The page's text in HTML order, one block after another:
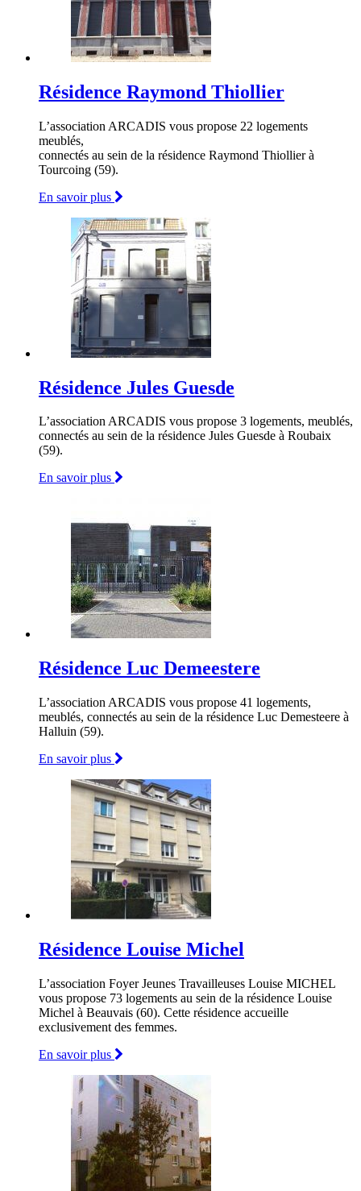
Résidence Raymond Thiollier
L’association ARCADIS vous propose 22 logements
meublés,
connectés au sein de la résidence Raymond Thiollier à
Tourcoing (59).
En savoir plus
Résidence Jules Guesde
L’association ARCADIS vous propose 3 logements, meublés,
connectés au sein de la résidence Jules Guesde à Roubaix
(59).
En savoir plus
Résidence Luc Demeestere
L’association ARCADIS vous propose 41 logements,
meublés, connectés au sein de la résidence Luc Demesteere à
Halluin (59).
En savoir plus
Résidence Louise Michel
L’association Foyer Jeunes Travailleuses Louise MICHEL
vous propose 73 logements au sein de la résidence Louise
Michel à Beauvais (60). Cette résidence accueille
exclusivement des femmes.
En savoir plus